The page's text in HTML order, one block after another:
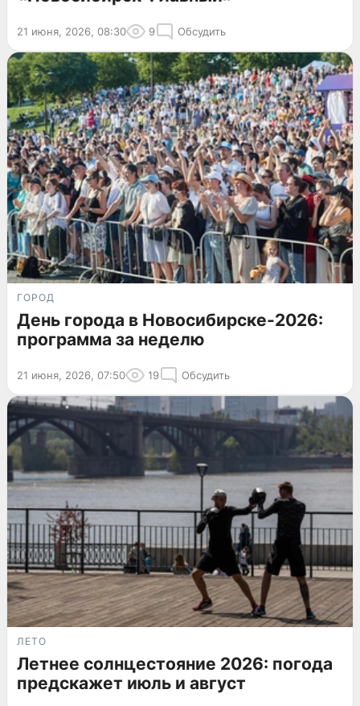
21 июня, 2026, 08:30 9 Обсудить
ГОРОД
День города в Новосибирске-2026:
программа за неделю
21 июня, 2026, 07:50 19 Обсудить
ЛЕТО
Летнее солнцестояние 2026: погода
предскажет июль и август